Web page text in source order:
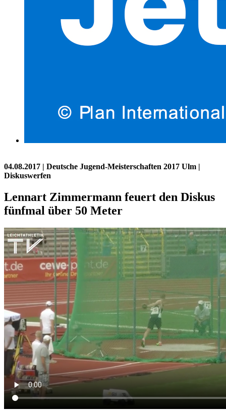
04.08.2017 | Deutsche Jugend-Meisterschaften 2017 Ulm |
Diskuswerfen
Lennart Zimmermann feuert den Diskus
fünfmal über 50 Meter